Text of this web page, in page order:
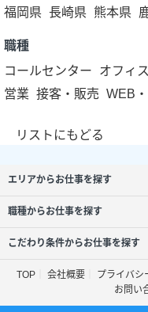
福岡県 長崎県 熊本県
職種
コールセンター
オフィ
営業 接客・販売 WEB
リストにもどる
エリアからお仕事を探す
職種からお仕事を探す
こだわり条件からお仕事を探す
TOP 会社概要 プライバシ
お問い